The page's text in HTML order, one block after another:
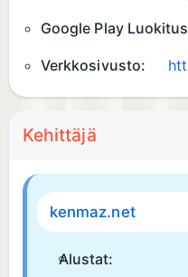
Google Play
Verkkosivusto:
Kehittäjä
kenmaz.net
Alustat: